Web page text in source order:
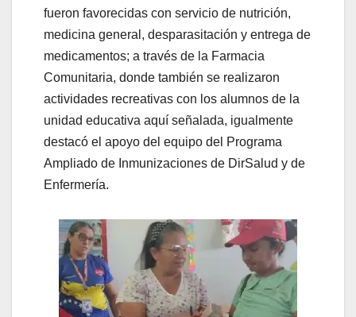
fueron favorecidas con servicio de nutrición,
medicina general, desparasitación y entrega de
medicamentos; a través de la Farmacia
Comunitaria, donde también se realizaron
actividades recreativas con los alumnos de la
unidad educativa aquí señalada, igualmente
destacó el apoyo del equipo del Programa
Ampliado de Inmunizaciones de DirSalud y de
Enfermería.